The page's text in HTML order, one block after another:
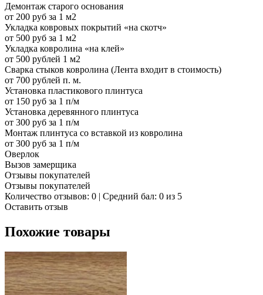
Демонтаж старого основания
от 200 руб за 1 м2
Укладка ковровых покрытий «на скотч»
от 500 руб за 1 м2
Укладка ковролина «на клей»
от 500 рублей 1 м2
Сварка стыков ковролина (Лента входит в стоимость)
от 700 рублей п. м.
Установка пластикового плинтуса
от 150 руб за 1 п/м
Установка деревянного плинтуса
от 300 руб за 1 п/м
Монтаж плинтуса со вставкой из ковролина
от 300 руб за 1 п/м
Оверлок
Вызов замерщика
Отзывы покупателей
Отзывы покупателей
Количество отзывов: 0 | Средний бал: 0 из 5
Оставить отзыв
Похожие товары